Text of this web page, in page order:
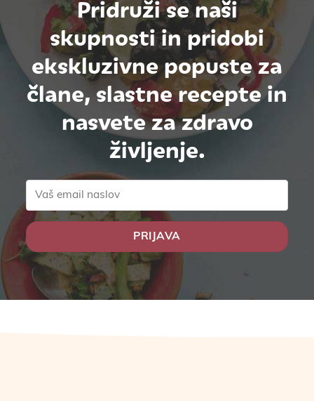
Pridruži se naši
skupnosti in pridobi
ekskluzivne popuste za
člane, slastne recepte in
nasvete za zdravo
življenje.